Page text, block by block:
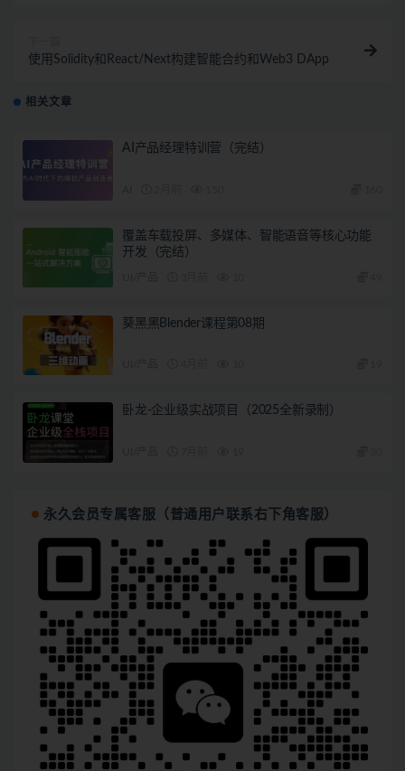
使用Solidity和React/Next构建智能合约和Web3 DApp
相关文章
AI产品经理特训营（完结）
覆盖车载投屏、多媒体、智能语音等核心功能
开发（完结）
葵黑黑Blender课程第08期
卧龙-企业级实战项目（2025全新录制）
永久会员专属客服（普通用户联系右下角客服）